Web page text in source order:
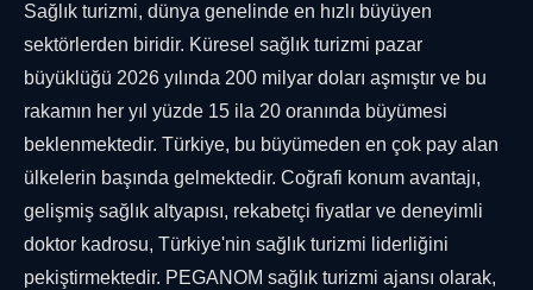
Sağlık turizmi, dünya genelinde en hızlı büyüyen
sektörlerden biridir. Küresel sağlık turizmi pazar
büyüklüğü 2026 yılında 200 milyar doları aşmıştır ve bu
rakamın her yıl yüzde 15 ila 20 oranında büyümesi
beklenmektedir. Türkiye, bu büyümeden en çok pay alan
ülkelerin başında gelmektedir. Coğrafi konum avantajı,
gelişmiş sağlık altyapısı, rekabetçi fiyatlar ve deneyimli
doktor kadrosu, Türkiye'nin sağlık turizmi liderliğini
pekiştirmektedir. PEGANOM sağlık turizmi ajansı olarak,